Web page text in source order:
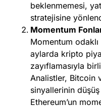
beklenmemesi,
stratejisine
Momentum
Momentum
aylarda kripto
zayıflamasıyla
Analistler, Bitcoin
sinyallerinin
Ethereum’un